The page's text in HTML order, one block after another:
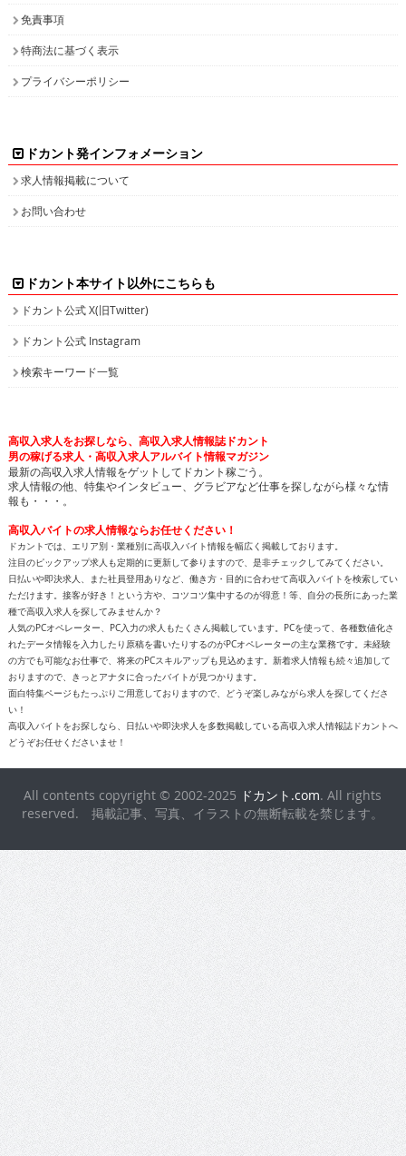
免責事項
特商法に基づく表示
プライバシーポリシー
ドカント発インフォメーション
求人情報掲載について
お問い合わせ
ドカント本サイト以外にこちらも
ドカント公式 X(旧Twitter)
ドカント公式 Instagram
検索キーワード一覧
高収入求人をお探しなら、高収入求人情報誌ドカント
男の稼げる求人・高収入求人アルバイト情報マガジン
最新の高収入求人情報をゲットしてドカント稼ごう。
求人情報の他、特集やインタビュー、グラビアなど仕事を探しながら様々な情
報も・・・。
高収入バイトの求人情報ならお任せください！
ドカントでは、エリア別・業種別に高収入バイト情報を幅広く掲載しております。
注目のピックアップ求人も定期的に更新して参りますので、是非チェックしてみてください。
日払いや即決求人、また社員登用ありなど、働き方・目的に合わせて高収入バイトを検索してい
ただけます。接客が好き！という方や、コツコツ集中するのが得意！等、自分の長所にあった業
種で高収入求人を探してみませんか？
人気のPCオペレーター、PC入力の求人もたくさん掲載しています。PCを使って、各種数値化さ
れたデータ情報を入力したり原稿を書いたりするのがPCオペレーターの主な業務です。未経験
の方でも可能なお仕事で、将来のPCスキルアップも見込めます。新着求人情報も続々追加して
おりますので、きっとアナタに合ったバイトが見つかります。
面白特集ページもたっぷりご用意しておりますので、どうぞ楽しみながら求人を探してくださ
い！
高収入バイトをお探しなら、日払いや即決求人を多数掲載している高収入求人情報誌ドカントへ
どうぞお任せくださいませ！
All contents copyright © 2002-2025 ドカント.com. All rights
reserved. 掲載記事、写真、イラストの無断転載を禁じます。